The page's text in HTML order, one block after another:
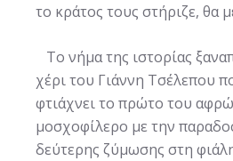
το κράτος τους στήριζε, θα
Το νήμα της ιστορίας
χέρι του Γιάννη Τσέλεπου
φτιάχνει το πρώτο του
μοσχοφίλερο με την
δεύτερης ζύμωσης στη